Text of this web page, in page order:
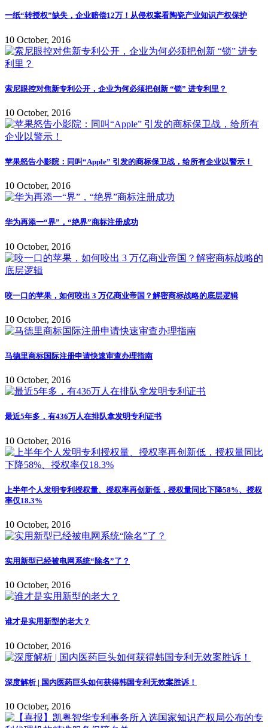
一纸“转授权”缺失，企业赔偿12万！从侵权案看陶瓷产业知识产权保护
10 October, 2016
索尼眼控对焦新专利公开，企业为何必须把创新 “锁” 进专利里？
10 October, 2016
苹果怒告小影院：同叫“Apple” 引发的商标保卫战，给所有企业以警示！
10 October, 2016
华为再添一“界”，“绝界”商标注册成功
10 October, 2016
咬一口的苹果，如何咬出 3 万亿商业帝国？解密商标战略的底层逻辑
10 October, 2016
马德里商标国际注册申请快速审查办理指南
10 October, 2016
最近5年多，有436万人在排队拿发明专利证书
10 October, 2016
上半年个人发明专利授权量、授权率再创新低，授权量同比下降58%、授权
率仅18.3%
10 October, 2016
实用新型已经被电网系统“除名”了？
10 October, 2016
谁才是实用新型的老大？
10 October, 2016
深度解析 | 国内医药巨头如何获得韩国专利无效案胜诉！
10 October, 2016